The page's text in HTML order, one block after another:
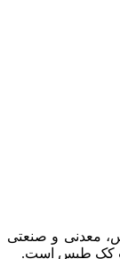
معدنی و صنعتی
کک طبس است.